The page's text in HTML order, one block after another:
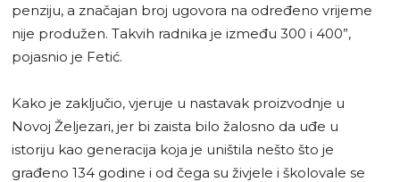
penziju, a značajan broj ugovora na određeno vrijeme
nije produžen. Takvih radnika je između 300 i 400”,
pojasnio je Fetić.
Kako je zaključio, vjeruje u nastavak proizvodnje u
Novoj Željezari, jer bi zaista bilo žalosno da uđe u
istoriju kao generacija koja je uništila nešto što je
građeno 134 godine i od čega su živjele i školovale se